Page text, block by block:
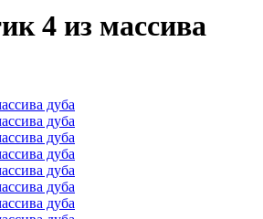
4 из массива